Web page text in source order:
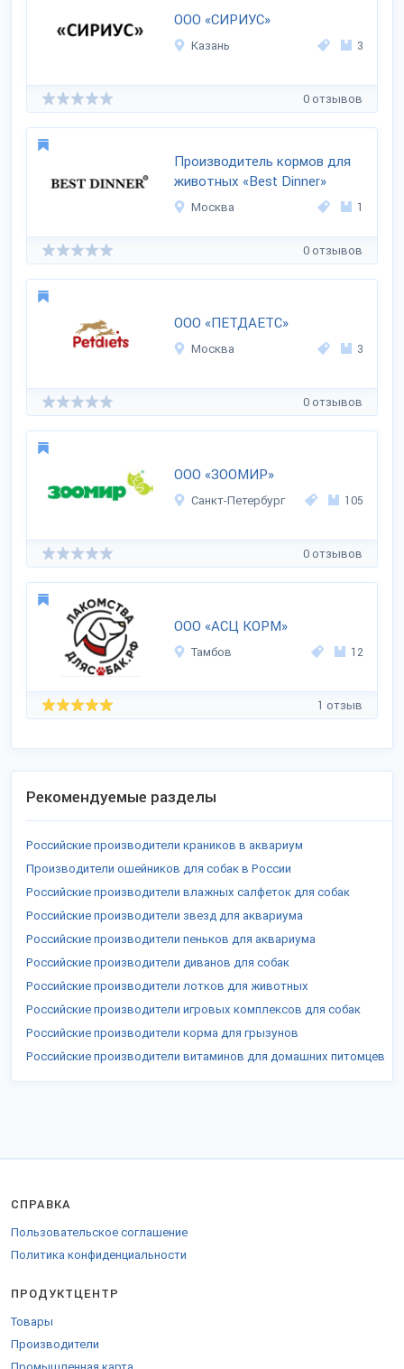
ООО «СИРИУС»
Казань 3
0 отзывов
Производитель кормов для
животных «Best Dinner»
Москва 1
0 отзывов
ООО «ПЕТДАЕТС»
Москва 3
0 отзывов
ООО «ЗООМИР»
Санкт-Петербург 105
0 отзывов
ООО «АСЦ КОРМ»
Тамбов 12
1 отзыв
Рекомендуемые разделы
Российские производители краников в аквариум
Производители ошейников для собак в России
Российские производители влажных салфеток для собак
Российские производители звезд для аквариума
Российские производители пеньков для аквариума
Российские производители диванов для собак
Российские производители лотков для животных
Российские производители игровых комплексов для собак
Российские производители корма для грызунов
Российские производители витаминов для домашних питомцев
СПРАВКА
Пользовательское соглашение
Политика конфиденциальности
ПРОДУКТЦЕНТР
Товары
Производители